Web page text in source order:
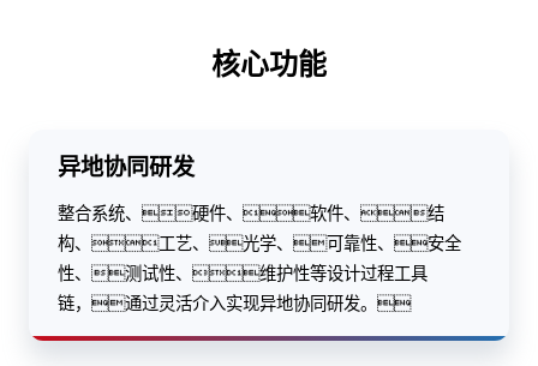
核心功能
异地协同研发
整合系统、硬件、软件、结
构、工艺、光学、可靠性、安全
性、测试性、维护性等设计过程工具
链，通过灵活介入实现异地协同研发。